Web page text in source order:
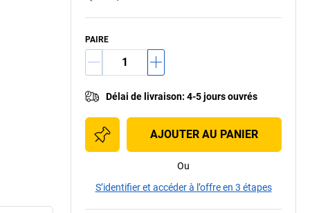
PAIRE
Délai de livraison: 4-5 jours ouvrés
AJOUTER AU PANIER
Ou
S’identifier et accéder à l’offre en 3 étapes